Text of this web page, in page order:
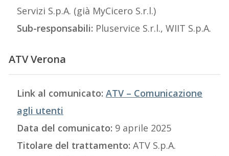
Servizi S.p.A. (già MyCicero S.r.l.)
Sub-responsabili: Pluservice S.r.l., WIIT S.p.A.
ATV Verona
Link al comunicato: ATV – Comunicazione
agli utenti
Data del comunicato: 9 aprile 2025
Titolare del trattamento: ATV S.p.A.